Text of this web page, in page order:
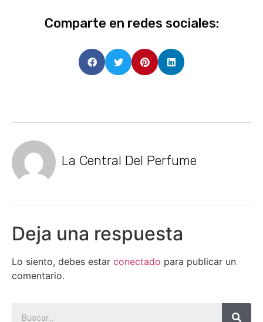
Comparte en redes sociales:
La Central Del Perfume
Deja una respuesta
Lo siento, debes estar conectado para publicar un
comentario.